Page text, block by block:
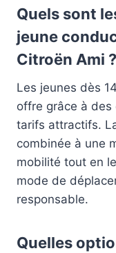
Quels sont
jeune
Citroën Ami ?
Les jeunes dès
offre grâce à
tarifs attractifs.
combinée à une
mobilité tout en
mode de
responsable.
Quelles